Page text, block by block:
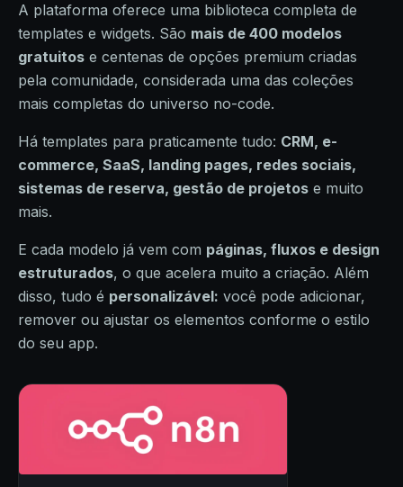
A plataforma oferece uma biblioteca completa de
templates e widgets. São mais de 400 modelos
gratuitos e centenas de opções premium criadas
pela comunidade, considerada uma das coleções
mais completas do universo no-code.
Há templates para praticamente tudo: CRM, e-
commerce, SaaS, landing pages, redes sociais,
sistemas de reserva, gestão de projetos e muito
mais.
E cada modelo já vem com páginas, fluxos e design
estruturados, o que acelera muito a criação. Além
disso, tudo é personalizável: você pode adicionar,
remover ou ajustar os elementos conforme o estilo
do seu app.